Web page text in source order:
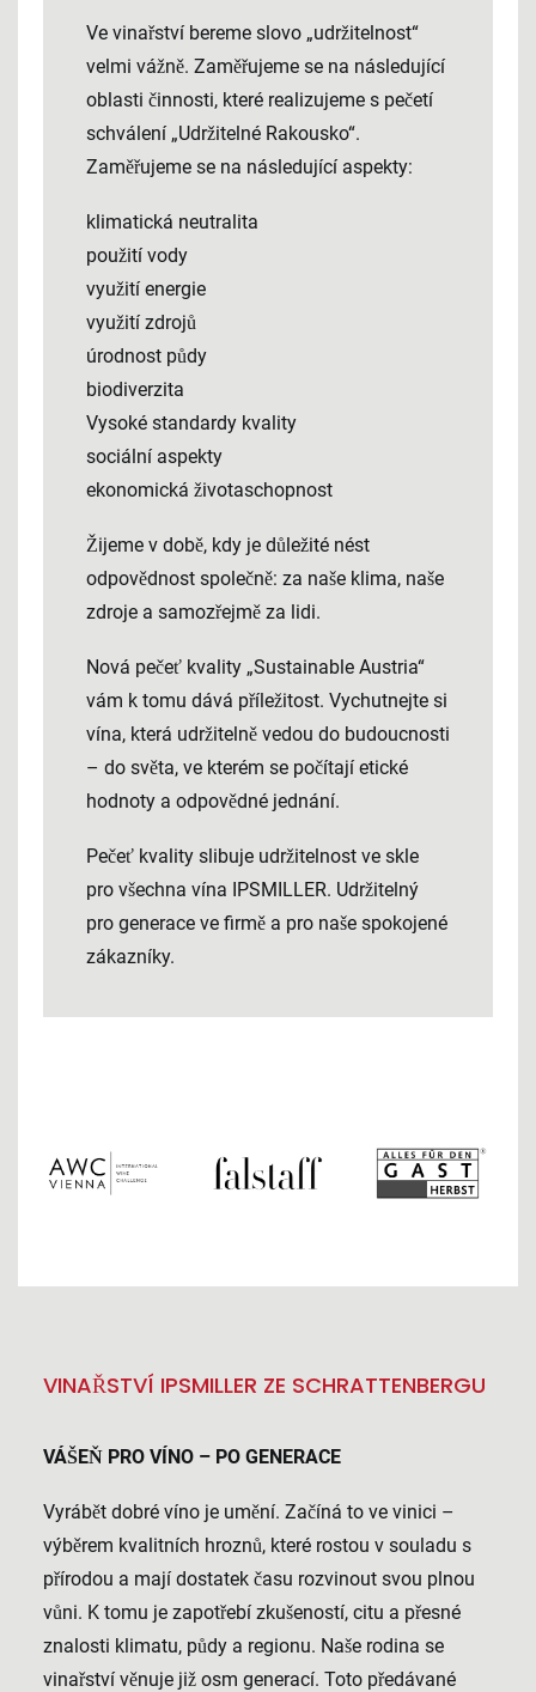
Ve vinařství bereme slovo „udržitelnost“
velmi vážně. Zaměřujeme se na následující
oblasti činnosti, které realizujeme s pečetí
schválení „Udržitelné Rakousko“.
Zaměřujeme se na následující aspekty:
klimatická neutralita
použití vody
využití energie
využití zdrojů
úrodnost půdy
biodiverzita
Vysoké standardy kvality
sociální aspekty
ekonomická životaschopnost
Žijeme v době, kdy je důležité nést
odpovědnost společně: za naše klima, naše
zdroje a samozřejmě za lidi.
Nová pečeť kvality „Sustainable Austria“
vám k tomu dává příležitost. Vychutnejte si
vína, která udržitelně vedou do budoucnosti
– do světa, ve kterém se počítají etické
hodnoty a odpovědné jednání.
Pečeť kvality slibuje udržitelnost ve skle
pro všechna vína IPSMILLER. Udržitelný
pro generace ve firmě a pro naše spokojené
zákazníky.
VINAŘSTVÍ IPSMILLER ZE SCHRATTENBERGU
VÁŠEŇ PRO VÍNO – PO GENERACE
Vyrábět dobré víno je umění. Začíná to ve vinici –
výběrem kvalitních hroznů, které rostou v souladu s
přírodou a mají dostatek času rozvinout svou plnou
vůni. K tomu je zapotřebí zkušeností, citu a přesné
znalosti klimatu, půdy a regionu. Naše rodina se
vinařství věnuje již osm generací. Toto předávané